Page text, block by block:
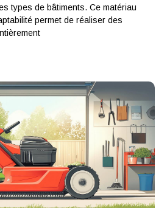
types de bâtiments. Ce matériau
permet de réaliser des